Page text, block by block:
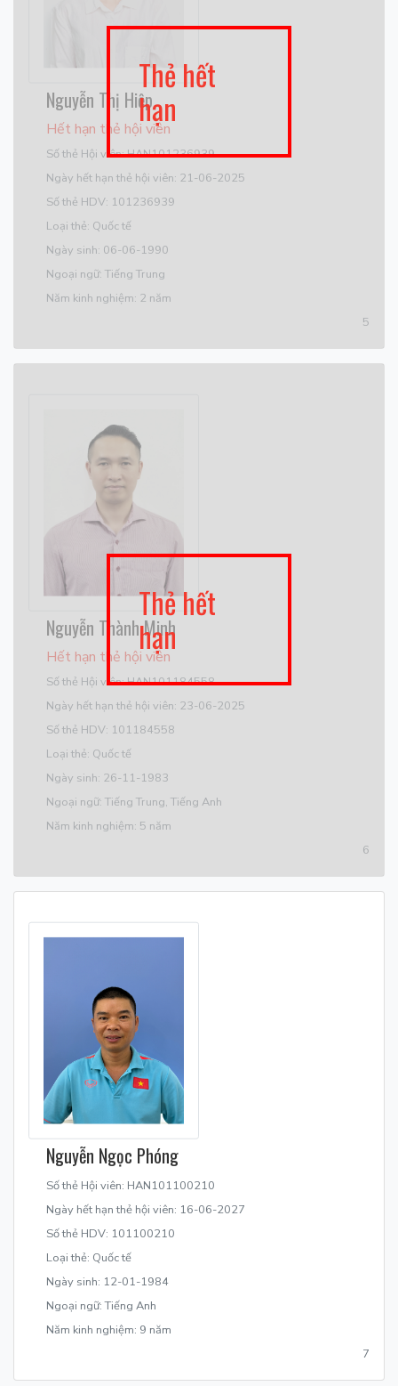
Nguyễn Thị Hiệp
Hết hạn thẻ hội viên
Số thẻ Hội viên: HAN101236939
Ngày hết hạn thẻ hội viên: 21-06-2025
Số thẻ HDV: 101236939
Loại thẻ: Quốc tế
Ngày sinh: 06-06-1990
Ngoại ngữ: Tiếng Trung
Năm kinh nghiệm: 2 năm
5
Thẻ hết
hạn
Nguyễn Thành Minh
Hết hạn thẻ hội viên
Số thẻ Hội viên: HAN101184558
Ngày hết hạn thẻ hội viên: 23-06-2025
Số thẻ HDV: 101184558
Loại thẻ: Quốc tế
Ngày sinh: 26-11-1983
Ngoại ngữ: Tiếng Trung, Tiếng Anh
Năm kinh nghiệm: 5 năm
6
Thẻ hết
hạn
Nguyễn Ngọc Phóng
Số thẻ Hội viên: HAN101100210
Ngày hết hạn thẻ hội viên: 16-06-2027
Số thẻ HDV: 101100210
Loại thẻ: Quốc tế
Ngày sinh: 12-01-1984
Ngoại ngữ: Tiếng Anh
Năm kinh nghiệm: 9 năm
7